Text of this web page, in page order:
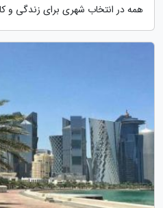
همه در انتخاب شهری برای زندگی و